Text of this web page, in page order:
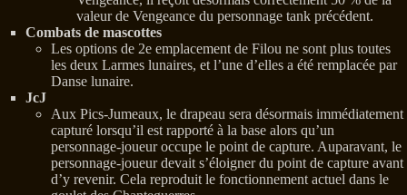
valeur de Vengeance du personnage tank précédent.
Combats de mascottes
Les options de 2e emplacement de Filou ne sont plus toutes
les deux Larmes lunaires, et l’une d’elles a été remplacée par
Danse lunaire.
JcJ
Aux Pics-Jumeaux, le drapeau sera désormais immédiatement
capturé lorsqu’il est rapporté à la base alors qu’un
personnage-joueur occupe le point de capture. Auparavant, le
personnage-joueur devait s’éloigner du point de capture avant
d’y revenir. Cela reproduit le fonctionnement actuel dans le